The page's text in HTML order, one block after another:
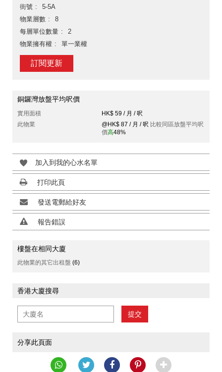
街號
5-5A
物業層數
8
每層單位數量
2
物業擁有權
單一業權
訂閱更新
銅鑼灣放盤平均呎價
實用面積
HK$ 59 / 月 / 呎
此物業
@HK$ 87 / 月 / 呎 比較同區放盤平均呎
價高48%
加入到我的心水名單
打印此頁
發送電郵給好友
報告錯誤
樓盤在相同大廈
此物業的其它出租盤 (6)
香港大廈搜尋
提交
分享此頁面